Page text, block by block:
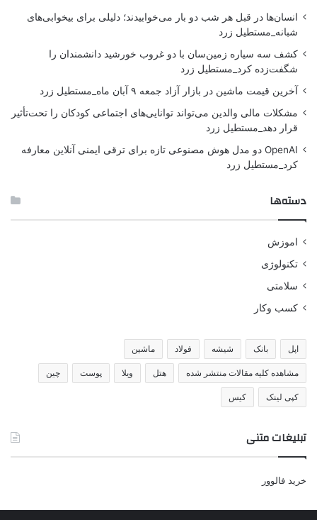
انسان‌ها در قبل هر شب دو بار می‌خوابیدند؛ دلیلی برای بیخوابی‌های
شبانه_مستطیل زرد
کشف سه سیاره زمین‌سان با دو غروب خورشید دانشمندان را
شگفت‌زده کرد_مستطیل زرد
آخرین قیمت ماشین در بازار آزاد جمعه ۹ آبان ماه_مستطیل زرد
مشکلات مالی والدین می‌تواند توانایی‌های اجتماعی کودکان را تحت‌تأثیر
قرار دهد_مستطیل زرد
OpenAI دو مدل هوش مصنوعی تازه برای ترقی ایمنی آنلاین معارفه
کرد_مستطیل زرد
دسته‌ها
اموزش
تکنولوژی
سلامتی
کسب وکار
اپل بانک شیشه فولاد ماشین
مشاهده کلیه مقالات منتشر شده هتل ویلا پوست چین
کپی لینک کیس
تبلیغات متنی
خرید فالوور